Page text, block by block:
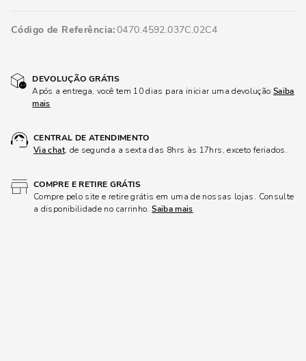
Código de Referência 0470.4592.037C.02C4
DEVOLUÇÃO GRÁTIS
Após a entrega, você tem 10 dias para iniciar uma devolução Saiba
mais
CENTRAL DE ATENDIMENTO
Via chat, de segunda a sexta das 8hrs às 17hrs, exceto feriados.
COMPRE E RETIRE GRÁTIS
Compre pelo site e retire grátis em uma de nossas lojas. Consulte
a disponibilidade no carrinho.Saiba mais